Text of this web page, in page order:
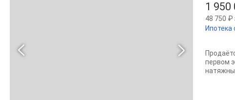
1 950
48 750 ₽
Ипотека
первом